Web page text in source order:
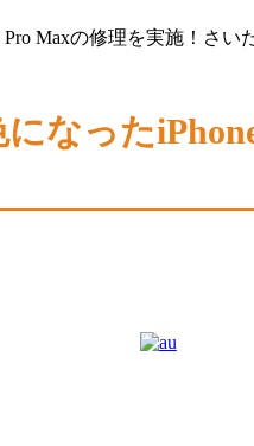
Maxの修理を実施！さ
なった